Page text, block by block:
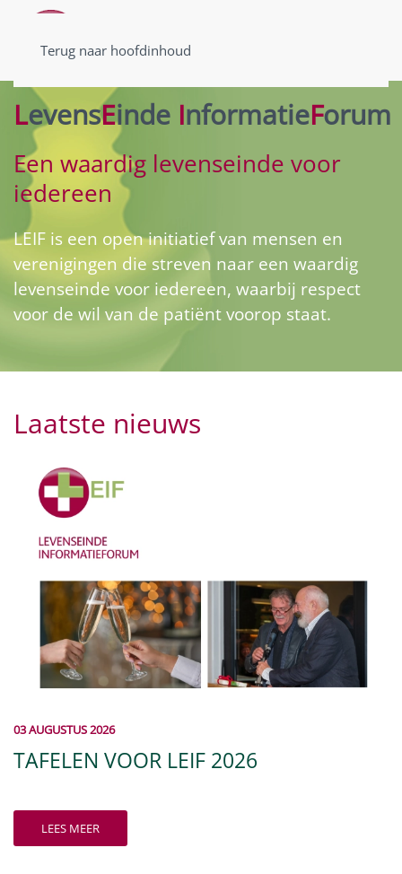
Terug naar hoofdinhoud
LevensEinde InformatieForum
Een waardig levenseinde voor
iedereen
LEIF is een open initiatief van mensen en
verenigingen die streven naar een waardig
levenseinde voor iedereen, waarbij respect
voor de wil van de patiënt voorop staat.
Laatste nieuws
03 AUGUSTUS 2026
TAFELEN VOOR LEIF 2026
LEES MEER